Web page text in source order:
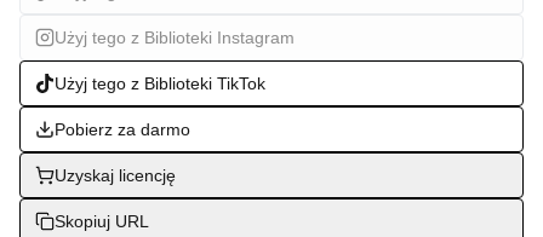
Użyj tego z Biblioteki Instagram
Użyj tego z Biblioteki TikTok
Pobierz za darmo
Uzyskaj licencję
Skopiuj URL